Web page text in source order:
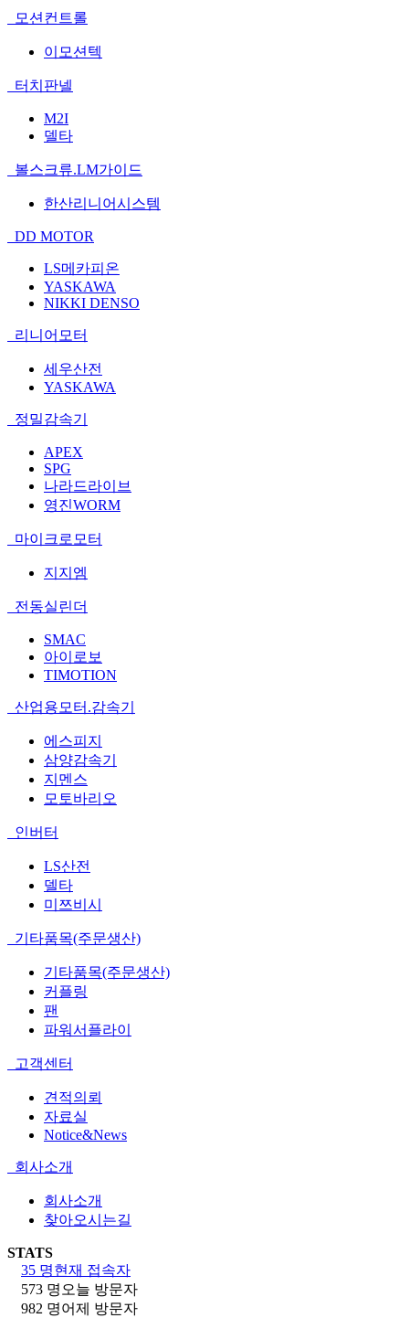
모션컨트롤
이모션텍
터치판넬
M2I
델타
볼스크류.LM가이드
한산리니어시스템
DD MOTOR
LS메카피온
YASKAWA
NIKKI DENSO
리니어모터
세우산전
YASKAWA
정밀감속기
APEX
SPG
나라드라이브
영진WORM
마이크로모터
지지엠
전동실린더
SMAC
아이로보
TIMOTION
산업용모터.감속기
에스피지
삼양감속기
지멘스
모토바리오
인버터
LS산전
델타
미쯔비시
기타품목(주문생산)
기타품목(주문생산)
커플링
팬
파워서플라이
고객센터
견적의뢰
자료실
Notice&News
회사소개
회사소개
찾아오시는길
STATS
35 명현재 접속자
573 명 오늘 방문자
982 명어제 방문자